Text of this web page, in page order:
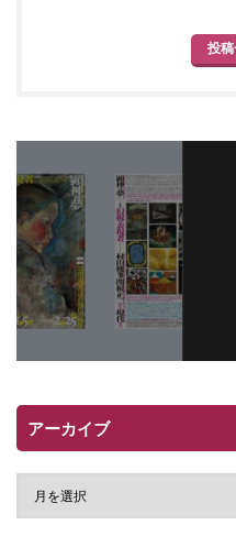
投
アーカイブ